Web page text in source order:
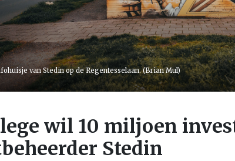
van Stedin op de Regentesselaan. (Brian Mul)
wil 10 miljoen
Stedin